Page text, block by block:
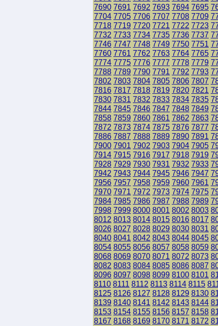
7690 7691 7692 7693 7694 7695
7704 7705 7706 7707 7708 7709
7718 7719 7720 7721 7722 7723
7732 7733 7734 7735 7736 7737
7746 7747 7748 7749 7750 7751
7760 7761 7762 7763 7764 7765
7774 7775 7776 7777 7778 7779
7788 7789 7790 7791 7792 7793
7802 7803 7804 7805 7806 7807
7816 7817 7818 7819 7820 7821
7830 7831 7832 7833 7834 7835
7844 7845 7846 7847 7848 7849
7858 7859 7860 7861 7862 7863
7872 7873 7874 7875 7876 7877
7886 7887 7888 7889 7890 7891
7900 7901 7902 7903 7904 7905
7914 7915 7916 7917 7918 7919
7928 7929 7930 7931 7932 7933
7942 7943 7944 7945 7946 7947
7956 7957 7958 7959 7960 7961
7970 7971 7972 7973 7974 7975
7984 7985 7986 7987 7988 7989
7998 7999 8000 8001 8002 8003
8012 8013 8014 8015 8016 8017
8026 8027 8028 8029 8030 8031
8040 8041 8042 8043 8044 8045
8054 8055 8056 8057 8058 8059
8068 8069 8070 8071 8072 8073
8082 8083 8084 8085 8086 8087
8096 8097 8098 8099 8100 8101
8110 8111 8112 8113 8114 8115
8125 8126 8127 8128 8129 8130
8139 8140 8141 8142 8143 8144
8153 8154 8155 8156 8157 8158
8167 8168 8169 8170 8171 8172